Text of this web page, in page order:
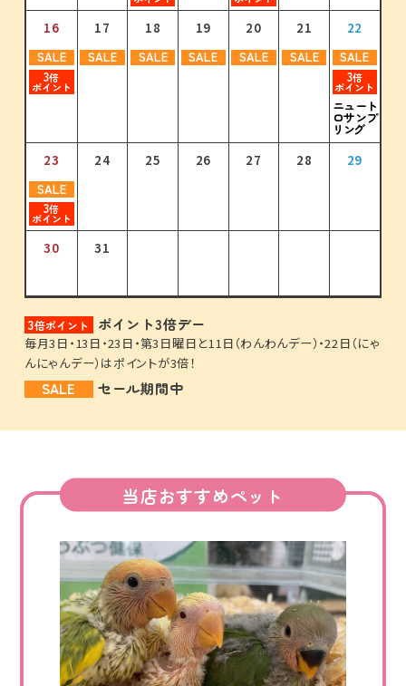
16
SALE
3倍
ポイント
17
SALE
18
SALE
19
SALE
20
SALE
21
SALE
22
SALE
3倍
ポイント
ニュート
ロサンプ
リング
23
SALE
3倍
ポイント
24 25 26 27 28 29
30 31
20
3倍
21 22
3倍
23
3倍
24 25 26
27
3倍
20 22
3倍 3倍
25 31
22
3倍
23
3倍
24 25 26 27 28
29
20
3倍
21 22
3倍
23
3倍
24 25 26
27
3倍
19 21
3倍 3倍
24 30
3倍ポイント ポイント3倍デー
毎月3日・13日・23日・第3日曜日と11日（わんわんデー）・22日（にゃ
んにゃんデー）はポイントが3倍！
SALE セール期間中
当店おすすめペット